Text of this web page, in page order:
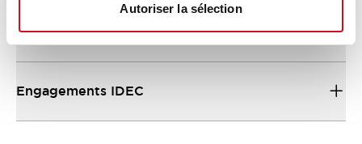
Autoriser la sélection
À propos d’IDEC
Engagements IDEC